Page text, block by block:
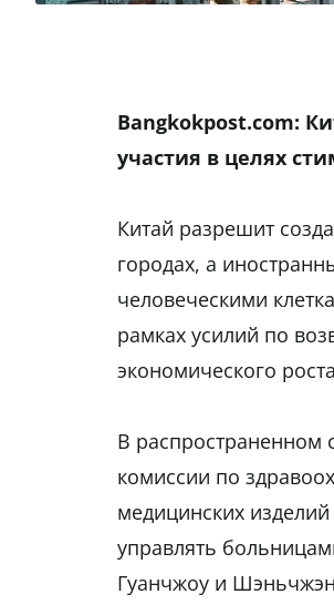
Bangkokpost.com:
участия в целях
Китай разрешит
городах, а
человеческими
рамках усилий по
экономического
В распространенном
комиссии по
медицинских
управлять
Гуанчжоу и